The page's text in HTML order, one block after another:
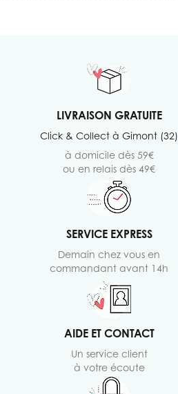
LIVRAISON GRATUITE
Click & Collect à Gimont (32)
à domicile dès 59€
ou en relais dès 49€
SERVICE EXPRESS
Demain chez vous en
commandant avant 14h
AIDE ET CONTACT
Un service client
à votre écoute